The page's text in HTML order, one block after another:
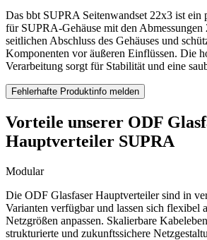
Das bbt SUPRA Seitenwandset 22x3 ist ein
für SUPRA-Gehäuse mit den Abmessungen
seitlichen Abschluss des Gehäuses und
Komponenten vor äußeren Einflüssen. Die
Verarbeitung sorgt für Stabilität und eine
Fehlerhafte Produktinfo melden
Vorteile unserer ODF
Hauptverteiler SUPRA
Modular
Die ODF Glasfaser Hauptverteiler sind in
Varianten verfügbar und lassen sich flexibel
Netzgrößen anpassen. Skalierbare
strukturierte und zukunftssichere